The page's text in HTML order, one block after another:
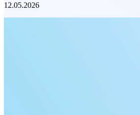
12.05.2026